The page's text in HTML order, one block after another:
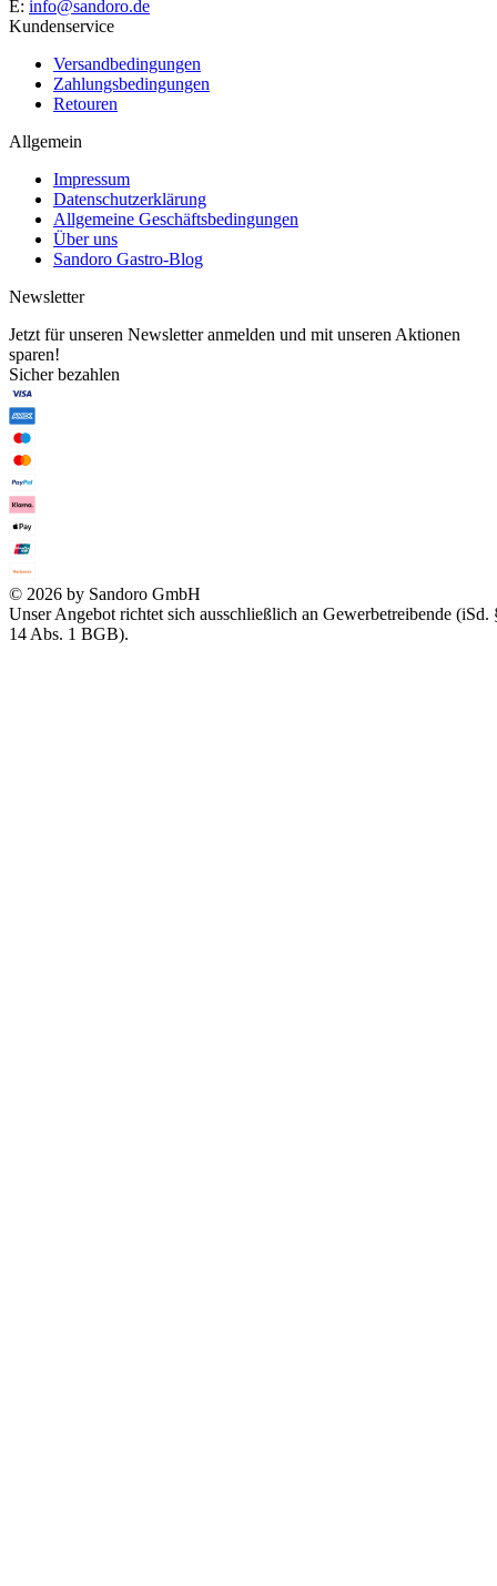
E: info@sandoro.de
Kundenservice
Versandbedingungen
Zahlungsbedingungen
Retouren
Allgemein
Impressum
Datenschutzerklärung
Allgemeine Geschäftsbedingungen
Über uns
Sandoro Gastro-Blog
Newsletter
Jetzt für unseren Newsletter anmelden und mit unseren Aktionen
sparen!
Sicher bezahlen
© 2026 by Sandoro GmbH
Unser Angebot richtet sich ausschließlich an Gewerbetreibende (iSd.
14 Abs. 1 BGB).